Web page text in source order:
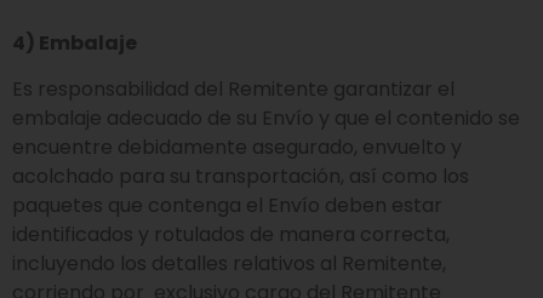
4) Embalaje
Es responsabilidad del Remitente garantizar el
embalaje adecuado de su Envío y que el contenido se
encuentre debidamente asegurado, envuelto y
acolchado para su transportación, así como los
paquetes que contenga el Envío deben estar
identificados y rotulados de manera correcta,
incluyendo los detalles relativos al Remitente,